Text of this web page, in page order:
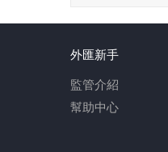
外匯新手
監管介紹
幫助中心